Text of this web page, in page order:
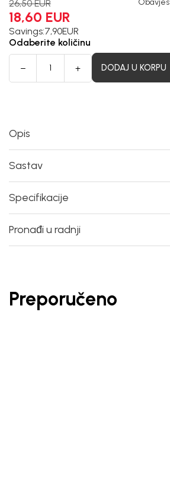
26,50 EUR
18,60 EUR
Savings:7,90EUR
Odaberite količinu
DODAJ U KORPU
Opis
Sastav
Specifikacije
Pronađi u radnji
Preporučeno